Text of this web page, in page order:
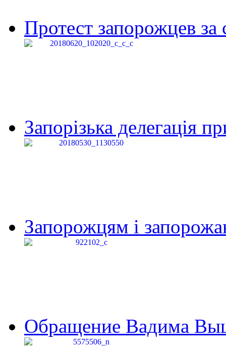
Протест запорожцев за
Запорізька делегація
Запорожцям і
Обращение Вадима